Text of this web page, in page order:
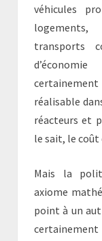
véhicules
transports
réalisable
réacteurs et
le sait, le coût
Mais la
axiome
point à un
certainement